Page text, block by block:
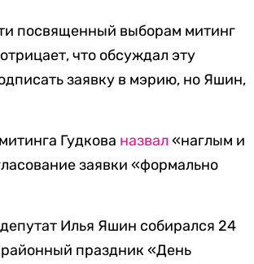
посвященный выборам митинг
что обсуждал эту
заявку в мэрию, но Яшин,
Гудкова назвал «наглым и
заявки «формально
Илья Яшин собирался 24
праздник «День